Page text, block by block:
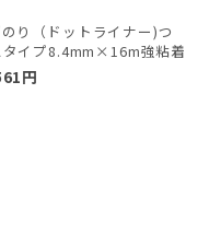
り（ドットライナー)つ
タイプ8.4mm×16m強粘着
円